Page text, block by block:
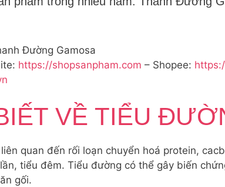
Đường Gamosa
https://shopsanpham.com – Shopee:
VỀ TIỂU
quan đến rối loạn chuyển hoá protein,
tiểu đêm. Tiểu đường có thể gây biến
gối.